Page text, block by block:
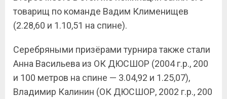
товарищ по команде Вадим Клименищев
(2.28,60 и 1.10,51 на спине).
Серебряными призёрами турнира также стали
Анна Васильева из ОК ДЮСШОР (2004 г.р., 200
и 100 метров на спине — 3.04,92 и 1.25,07),
Владимир Калинин (ОК ДЮСШОР, 2002 г.р., 200